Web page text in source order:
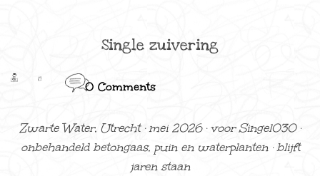
Single zuivering
0 Comments
Zwarte Water, Utrecht · mei 2026 · voor Singel030 ·
onbehandeld betongaas, puin en waterplanten · blijft
jaren staan